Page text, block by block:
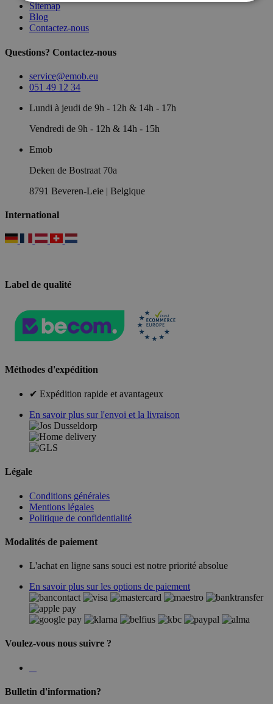
Sitemap
Blog
Contactez-nous
Questions? Contactez-nous
service@emob.eu
051 49 12 34
Lundi à jeudi de 9h - 12h & 14h - 17h
Vendredi de 9h - 12h & 14h - 15h
Emob
Deken de Bostraat 70a
8791 Beveren-Leie | Belgique
International
Label de qualité
Méthodes d'expédition
✔ Expédition rapide et avantageux
En savoir plus sur l'envoi et la livraison
Légale
Conditions générales
Mentions légales
Politique de confidentialité
Modalités de paiement
L'achat en ligne sans souci est notre priorité absolue
En savoir plus sur les options de paiement
Voulez-vous nous suivre ?
Bulletin d'information?